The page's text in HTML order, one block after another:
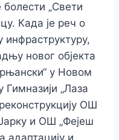
болести „Свети
Када је реч о
новог објекта
у Новом
Гимназији „Лаза
ОШ
и ОШ „Фејеш